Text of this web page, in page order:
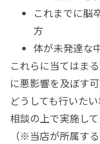
これまでに脳
方
体が未発達な
これらに当てはま
に悪影響を及ぼす
どうしても行いた
相談の上で実施して
（※当店が所属す